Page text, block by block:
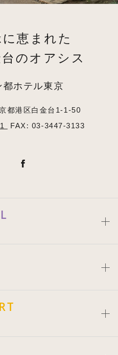
恵まれた
のオアシス
都ホテル東京
都港区白金台1-1-50
FAX: 03-3447-3133